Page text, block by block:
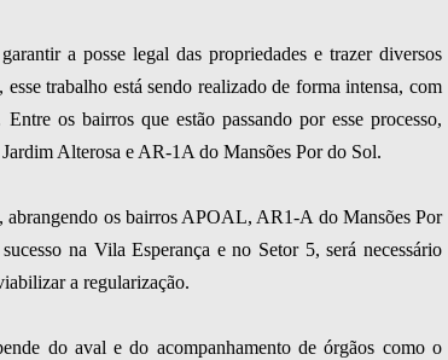
a posse legal das propriedades e trazer diversos
trabalho está sendo realizado de forma intensa, com
os bairros que estão passando por esse processo,
Alterosa e AR-1A do Mansões Por do Sol.
abrangendo os bairros APOAL, AR1-A do Mansões Por
na Vila Esperança e no Setor 5, será necessário
a regularização.
do aval e do acompanhamento de órgãos como o